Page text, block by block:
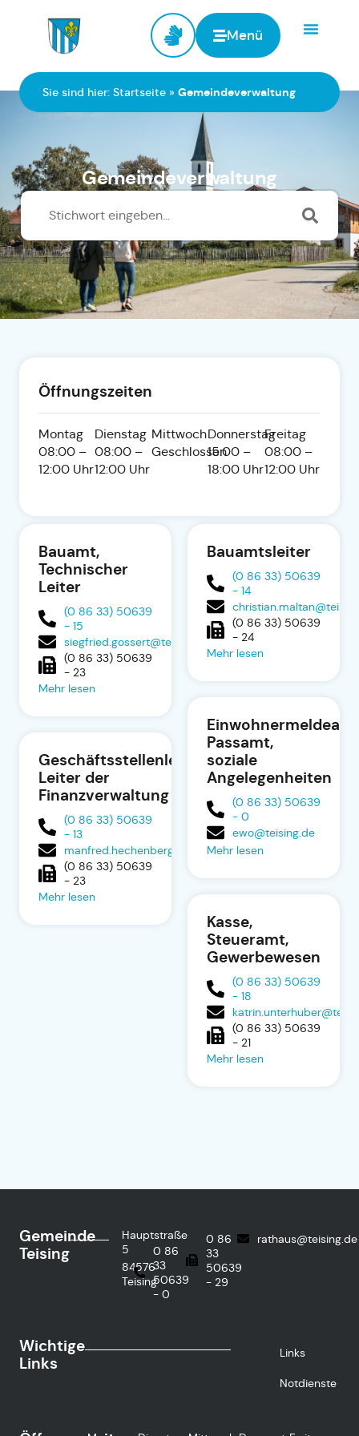
Menü
Sie sind hier: Startseite » Gemeindeverwaltung
Gemeindeverwaltung
Öffnungszeiten
Montag
08:00 –
12:00 Uhr
Dienstag
08:00 –
12:00 Uhr
Mittwoch
Geschlossen
Donnerstag
15:00 –
18:00 Uhr
Freitag
08:00 –
12:00 Uhr
Bauamt,
Technischer
Leiter
(0 86 33) 50639
- 15
siegfried.gossert@teising.de
(0 86 33) 50639
- 23
Mehr lesen
Bauamtsleiter
(0 86 33) 50639
- 14
(0 86 33) 50639
- 24
Mehr lesen
Passamt,
soziale
Angelegenheiten
(0 86 33) 50639
- 0
ewo@teising.de
Mehr lesen
Geschäftsstellenleiter,
Leiter der
Finanzverwaltung
(0 86 33) 50639
- 13
manfred.hechenberger@teising.de
(0 86 33) 50639
- 23
Mehr lesen
Kasse,
Steueramt,
Gewerbewesen
(0 86 33) 50639
- 18
(0 86 33) 50639
- 21
Mehr lesen
Gemeinde
Teising
Hauptstraße
5
84576
Teising
0 86
33
50639
- 0
0 86
33
50639
- 29
rathaus@teising.de
Wichtige
Links
Links
Notdienste